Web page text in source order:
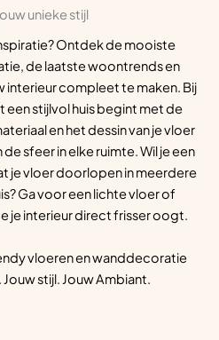
unieke stijl
Ontdek de mooiste
de laatste woontrends en
interieur compleet te maken. Bij
stijlvol huis begint met de
en het dessin van je vloer
sfeer in elke ruimte. Wil je een
je vloer doorlopen in meerdere
Ga voor een lichte vloer of
je interieur direct frisser oogt.
vloeren en wanddecoratie
stijl. Jouw Ambiant.